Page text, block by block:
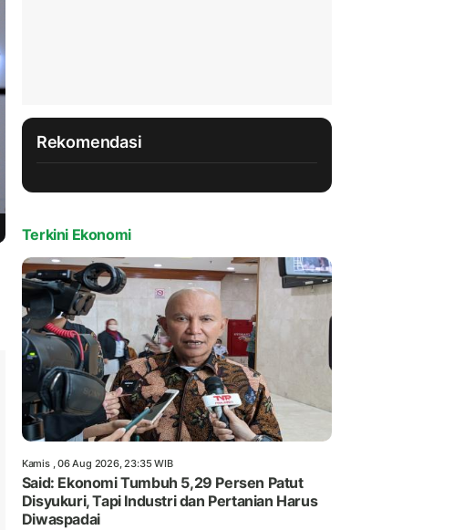
Rekomendasi
Terkini Ekonomi
Kamis , 06 Aug 2026, 23:35 WIB
Said: Ekonomi Tumbuh 5,29 Persen Patut
Disyukuri, Tapi Industri dan Pertanian Harus
Diwaspadai